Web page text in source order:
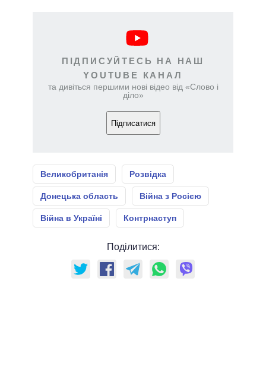
ПІДПИСУЙТЕСЬ НА НАШ
YOUTUBE КАНАЛ
та дивіться першими нові відео від «Слово і
діло»
Підписатися
Великобританія Розвідка
Донецька область Війна з Росією
Війна в Україні Контрнаступ
Поділитися: